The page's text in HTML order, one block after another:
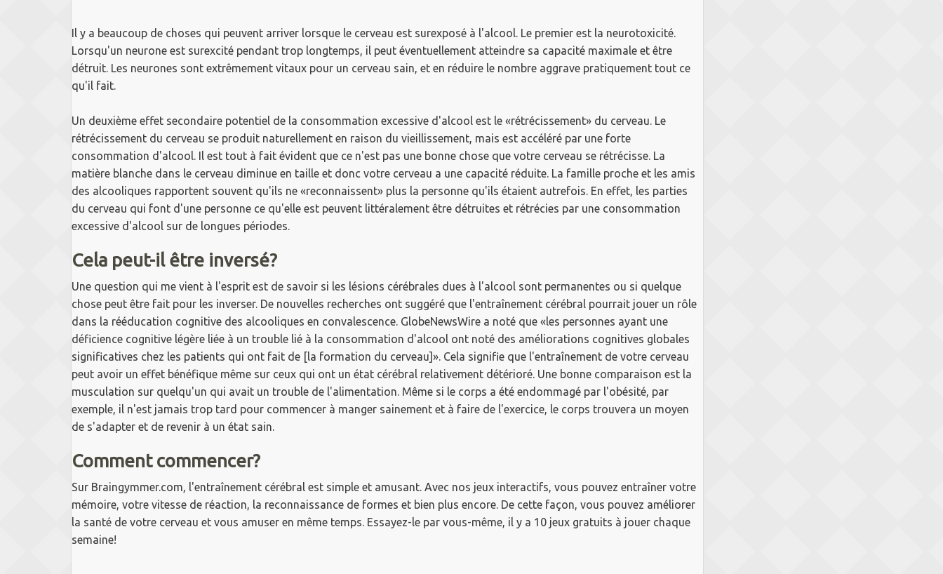
Il y a beaucoup de choses qui peuvent arriver lorsque le cerveau est surexposé à l'alcool. Le premier est la neurotoxicité.
Lorsqu'un neurone est surexcité pendant trop longtemps, il peut éventuellement atteindre sa capacité maximale et être
détruit. Les neurones sont extrêmement vitaux pour un cerveau sain, et en réduire le nombre aggrave pratiquement tout ce
qu'il fait.
Un deuxième effet secondaire potentiel de la consommation excessive d'alcool est le «rétrécissement» du cerveau. Le
rétrécissement du cerveau se produit naturellement en raison du vieillissement, mais est accéléré par une forte
consommation d'alcool. Il est tout à fait évident que ce n'est pas une bonne chose que votre cerveau se rétrécisse. La
matière blanche dans le cerveau diminue en taille et donc votre cerveau a une capacité réduite. La famille proche et les amis
des alcooliques rapportent souvent qu'ils ne «reconnaissent» plus la personne qu'ils étaient autrefois. En effet, les parties
du cerveau qui font d'une personne ce qu'elle est peuvent littéralement être détruites et rétrécies par une consommation
excessive d'alcool sur de longues périodes.
Cela peut-il être inversé?
Une question qui me vient à l'esprit est de savoir si les lésions cérébrales dues à l'alcool sont permanentes ou si quelque
chose peut être fait pour les inverser. De nouvelles recherches ont suggéré que l'entraînement cérébral pourrait jouer un rôle
dans la rééducation cognitive des alcooliques en convalescence. GlobeNewsWire a noté que «les personnes ayant une
déficience cognitive légère liée à un trouble lié à la consommation d'alcool ont noté des améliorations cognitives globales
significatives chez les patients qui ont fait de [la formation du cerveau]». Cela signifie que l'entraînement de votre cerveau
peut avoir un effet bénéfique même sur ceux qui ont un état cérébral relativement détérioré. Une bonne comparaison est la
musculation sur quelqu'un qui avait un trouble de l'alimentation. Même si le corps a été endommagé par l'obésité, par
exemple, il n'est jamais trop tard pour commencer à manger sainement et à faire de l'exercice, le corps trouvera un moyen
de s'adapter et de revenir à un état sain.
Comment commencer?
Sur Braingymmer.com, l'entraînement cérébral est simple et amusant. Avec nos jeux interactifs, vous pouvez entraîner votre
mémoire, votre vitesse de réaction, la reconnaissance de formes et bien plus encore. De cette façon, vous pouvez améliorer
la santé de votre cerveau et vous amuser en même temps. Essayez-le par vous-même, il y a 10 jeux gratuits à jouer chaque
semaine!